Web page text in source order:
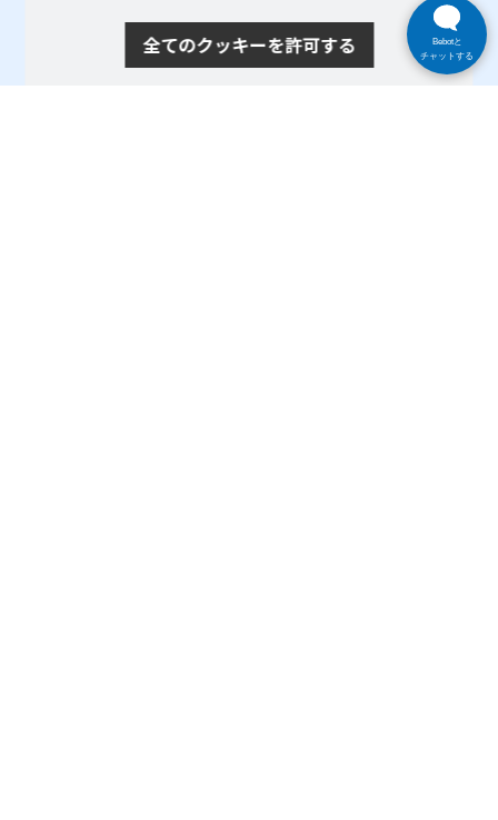
全てのクッキーを許可する
Bebotと
チャットする